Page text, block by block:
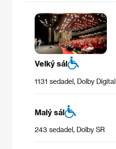
Velký sál
1131 sedadel, Dolby Digital
Malý sál
243 sedadel, Dolby SR